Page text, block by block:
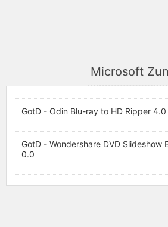
Microsoft
GotD - Odin Blu-ray to HD Ripper 4.0
GotD - Wondershare DVD Slideshow
0.0